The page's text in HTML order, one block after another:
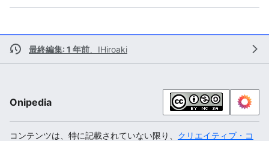
最終編集: 1 年前 IHiroaki
Onipedia
コンテンツは、特に記載されていない限り、 クリエイティブ・コ